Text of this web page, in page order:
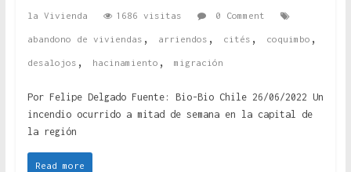
la Vivienda 1686 visitas 0 Comment
abandono de viviendas , arriendos , cités , coquimbo ,
desalojos , hacinamiento , migración
Por Felipe Delgado Fuente: Bio-Bio Chile 26/06/2022 Un
incendio ocurrido a mitad de semana en la capital de
la región
Read more